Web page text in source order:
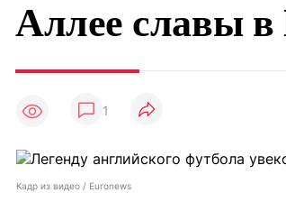
NEWS
Погода
Рейтинги
Полезно
Гороскопы
Рецепты
Аллее славы в
1
Кадр из видео / Euronews